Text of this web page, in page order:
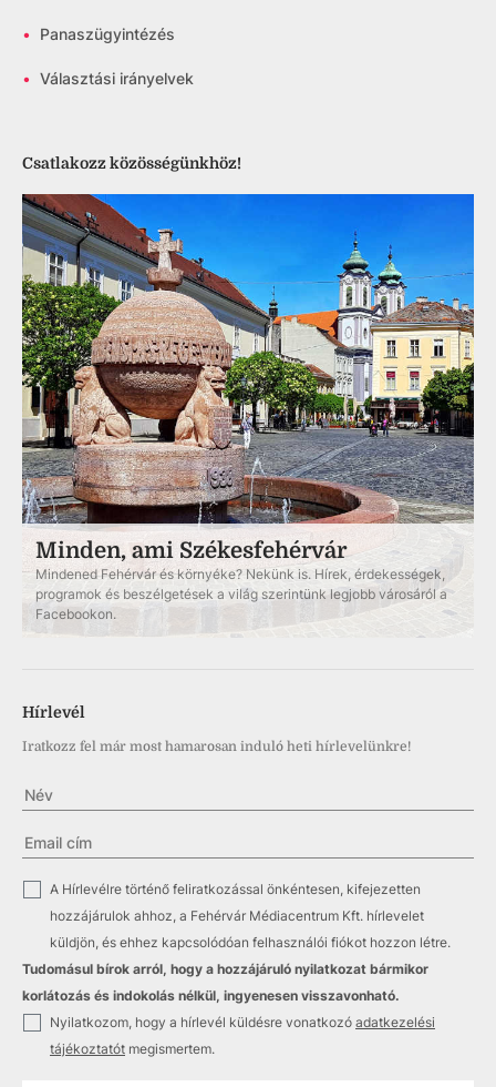
• Panaszügyintézés
• Választási irányelvek
Csatlakozz közösségünkhöz!
Minden, ami Székesfehérvár
Mindened Fehérvár és környéke? Nekünk is. Hírek, érdekességek,
programok és beszélgetések a világ szerintünk legjobb városáról a
Facebookon.
Hírlevél
Iratkozz fel már most hamarosan induló heti hírlevelünkre!
✓
A Hírlevélre történő feliratkozással önkéntesen, kifejezetten
hozzájárulok ahhoz, a Fehérvár Médiacentrum Kft. hírlevelet
küldjön, és ehhez kapcsolódóan felhasználói fiókot hozzon létre.
Tudomásul bírok arról, hogy a hozzájáruló nyilatkozat bármikor
korlátozás és indokolás nélkül, ingyenesen visszavonható.
✓ Nyilatkozom, hogy a hírlevél küldésre vonatkozó adatkezelési
tájékoztatót megismertem.